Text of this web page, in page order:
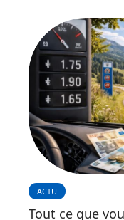
ACTU
Tout ce que